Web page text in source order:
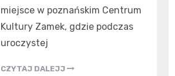
miejsce w poznańskim Centrum
Kultury Zamek, gdzie podczas
uroczystej
CZYTAJ DALEJJ